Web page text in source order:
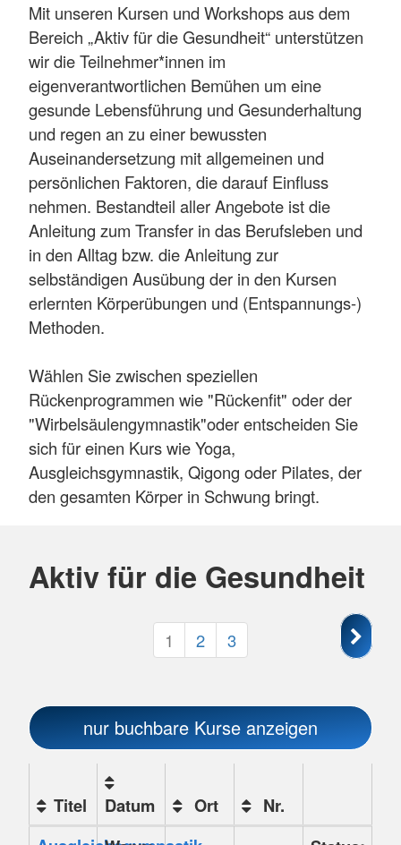
Mit unseren Kursen und Workshops aus dem
Bereich „Aktiv für die Gesundheit“ unterstützen
wir die Teilnehmer*innen im
eigenverantwortlichen Bemühen um eine
gesunde Lebensführung und Gesunderhaltung
und regen an zu einer bewussten
Auseinandersetzung mit allgemeinen und
persönlichen Faktoren, die darauf Einfluss
nehmen. Bestandteil aller Angebote ist die
Anleitung zum Transfer in das Berufsleben und
in den Alltag bzw. die Anleitung zur
selbständigen Ausübung der in den Kursen
erlernten Körperübungen und (Entspannungs-)
Methoden.
Wählen Sie zwischen speziellen
Rückenprogrammen wie "Rückenfit" oder der
"Wirbelsäulengymnastik"oder entscheiden Sie
sich für einen Kurs wie Yoga,
Ausgleichsgymnastik, Qigong oder Pilates, der
den gesamten Körper in Schwung bringt.
Aktiv für die Gesundheit
3
1 2 3
nur buchbareKurse anzeigen
Kursübersicht.
Titel Datum Ort
Nr.